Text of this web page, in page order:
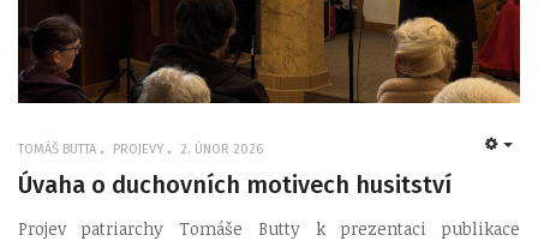
TOMÁŠ BUTTA PROJEVY 2. ÚNOR 2026
Úvaha o duchovních motivech husitství
Projev patriarchy Tomáše Butty k prezentaci publikace